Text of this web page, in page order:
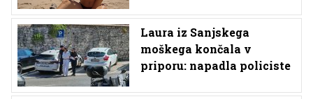
Laura iz Sanjskega
moškega končala v
priporu: napadla policiste